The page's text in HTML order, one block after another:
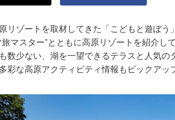
リゾートを取材してきた「こどもと遊ぼ
旅マスター”とともに高原リゾートを紹介し
数少ない、湖を一望できるテラスと人気
彩な高原アクティビティ情報もピックアッ